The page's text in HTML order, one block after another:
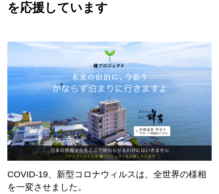
を応援しています
COVID-19、新型コロナウィルスは、全世界の様相
を一変させました。